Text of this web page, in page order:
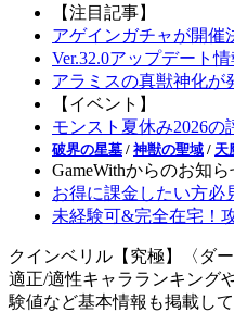
【注目記事】
アゲインガチャが開催
Ver.32.0アップデート情
アラミスの真獣神化が
【イベント】
モンスト夏休み2026の
破界の星墓 / 神獣の聖域 / 天
GameWithからのお知ら
お得に課金したい方必
未経験可&完全在宅！
クインベリル【究極】〈ダ
適正/適性キャラランキング
験値など基本情報も掲載し